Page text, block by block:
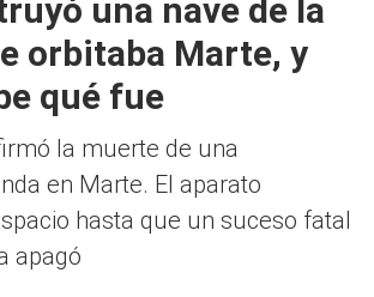
una nave de la
orbitaba Marte, y
qué fue
la muerte de una
en Marte. El aparato
hasta que un suceso fatal
apagó